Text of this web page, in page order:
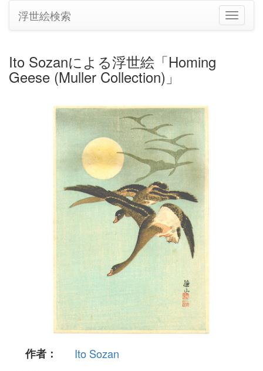
ナ
ビ
浮世絵検索
Ito Sozanによる浮世絵「Homing
Geese (Muller Collection)」
作者：
Ito Sozan